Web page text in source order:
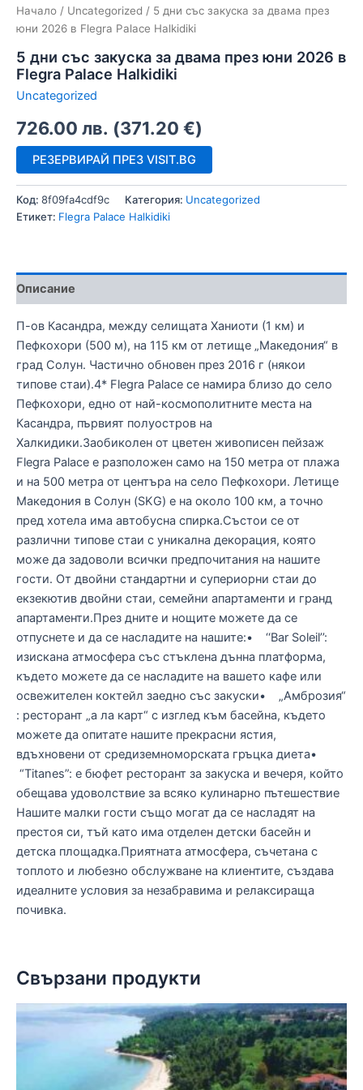
Начало / Uncategorized / 5 дни със закуска за двама през
юни 2026 в Flegra Palace Halkidiki
5 дни със закуска за двама през юни 2026 в
Flegra Palace Halkidiki
Uncategorized
726.00 лв. (371.20 €)
РЕЗЕРВИРАЙ ПРЕЗ VISIT.BG
Код: 8f09fa4cdf9c Категория: Uncategorized
Етикет: Flegra Palace Halkidiki
Описание
П-ов Касандра, между селищата Ханиоти (1 км) и
Пефкохори (500 м), на 115 км от летище „Македония“ в
град Солун. Частично обновен през 2016 г (някои
типове стаи).4* Flegra Palace се намира близо до село
Пефкохори, едно от най-космополитните места на
Касандра, първият полуостров на
Халкидики.Заобиколен от цветен живописен пейзаж
Flegra Palace е разположен само на 150 метра от плажа
и на 500 метра от центъра на село Пефкохори. Летище
Македония в Солун (SKG) е на около 100 км, а точно
пред хотела има автобусна спирка.Състои се от
различни типове стаи с уникална декорация, която
може да задоволи всички предпочитания на нашите
гости. От двойни стандартни и супериорни стаи до
екзекютив двойни стаи, семейни апартаменти и гранд
апартаменти.През дните и нощите можете да се
отпуснете и да се насладите на нашите:• ‘‘Bar Soleil’’:
изискана атмосфера със стъклена дънна платформа,
където можете да се насладите на вашето кафе или
освежителен коктейл заедно със закуски• „Амброзия“
: ресторант „а ла карт“ с изглед към басейна, където
можете да опитате нашите прекрасни ястия,
вдъхновени от средиземноморската гръцка диета•
“Titanes”: е бюфет ресторант за закуска и вечеря, който
обещава удоволствие за всяко кулинарно пътешествие
Нашите малки гости също могат да се насладят на
престоя си, тъй като има отделен детски басейн и
детска площадка.Приятната атмосфера, съчетана с
топлото и любезно обслужване на клиентите, създава
идеалните условия за незабравима и релаксираща
почивка.
Свързани продукти